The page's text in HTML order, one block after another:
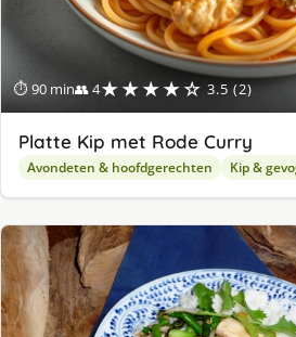
⏱ 90 min👥 4★★★★☆ 3.5 (2)
Platte Kip met Rode Curry
Avondeten & hoofdgerechten Kip &